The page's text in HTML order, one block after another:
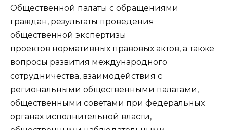
Общественной палаты с обращениями
граждан, результаты проведения
общественной экспертизы
проектов нормативных правовых актов, а также
вопросы развития международного
сотрудничества, взаимодействия с
региональными общественными палатами,
общественными советами при федеральных
органах исполнительной власти,